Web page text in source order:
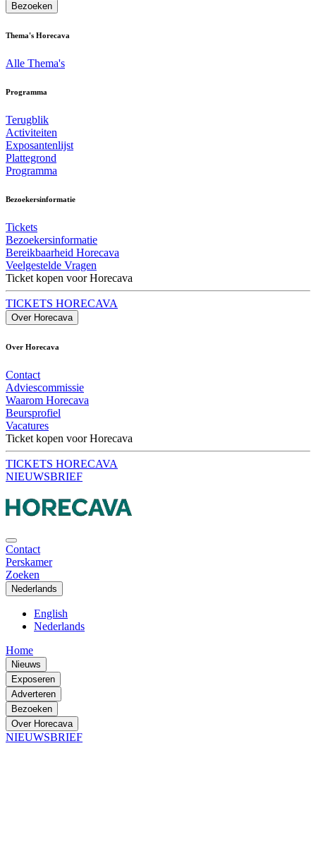
Bezoeken
Thema's Horecava
Alle Thema's
Programma
Terugblik
Activiteiten
Exposantenlijst
Plattegrond
Programma
Bezoekersinformatie
Tickets
Bezoekersinformatie
Bereikbaarheid Horecava
Veelgestelde Vragen
Ticket kopen voor Horecava
TICKETS HORECAVA
Over Horecava
Over Horecava
Contact
Adviescommissie
Waarom Horecava
Beursprofiel
Vacatures
Ticket kopen voor Horecava
TICKETS HORECAVA
NIEUWSBRIEF
Contact
Perskamer
Zoeken
Nederlands
English
Nederlands
Home
Nieuws
Exposeren
Adverteren
Bezoeken
Over Horecava
NIEUWSBRIEF